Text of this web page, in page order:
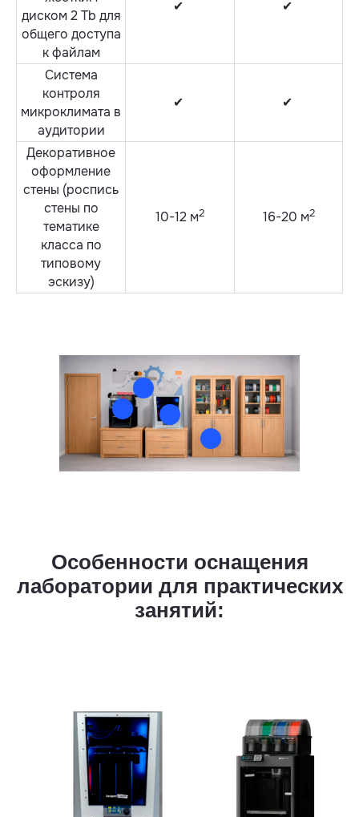
диском 2 Tb для
общего доступа
к файлам
✔ ✔
Система
контроля
микроклимата в
аудитории
✔ ✔
Декоративное
оформление
стены (роспись
стены по
тематике
класса по
типовому
эскизу)
10-12 м2 16-20 м2
Особенности оснащения
лаборатории для практических
занятий: